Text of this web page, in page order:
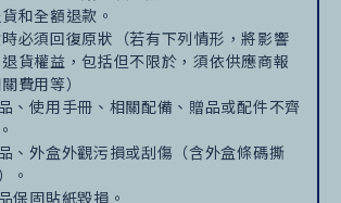
和全額退款。
必須回復原狀（若有下列情形，將影響
貨權益，包括但不限於，須依供應商報
費用等）
、使用手冊、相關配備、贈品或配件不齊
、外盒外觀污損或刮傷（含外盒條碼撕
。
保固貼紙毀損。